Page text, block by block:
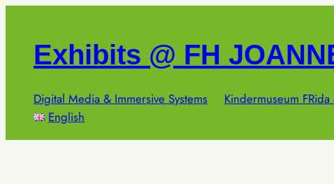
springenExhibits @ FH
Digital Media & Immersive Systems Kindermuseum
English